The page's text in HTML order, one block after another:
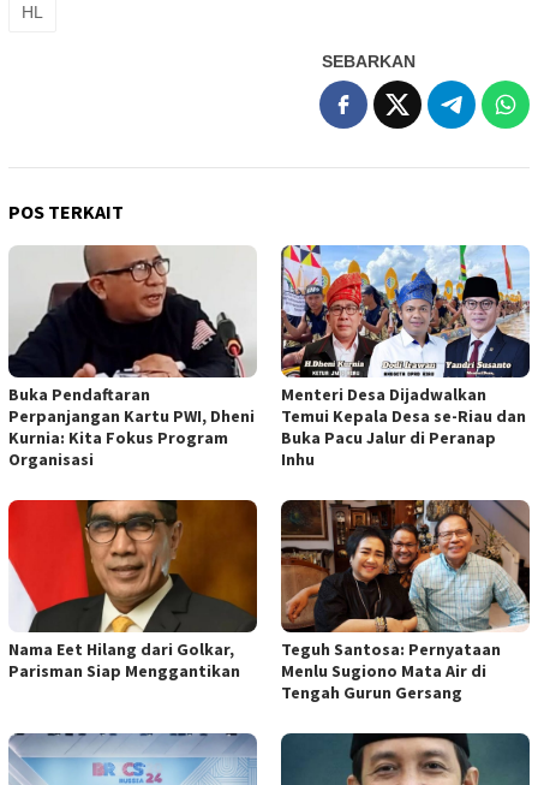
HL
SEBARKAN
POS TERKAIT
Buka Pendaftaran
Perpanjangan Kartu PWI, Dheni
Kurnia: Kita Fokus Program
Organisasi
Menteri Desa Dijadwalkan
Temui Kepala Desa se-Riau dan
Buka Pacu Jalur di Peranap
Inhu
Nama Eet Hilang dari Golkar,
Parisman Siap Menggantikan
Teguh Santosa: Pernyataan
Menlu Sugiono Mata Air di
Tengah Gurun Gersang